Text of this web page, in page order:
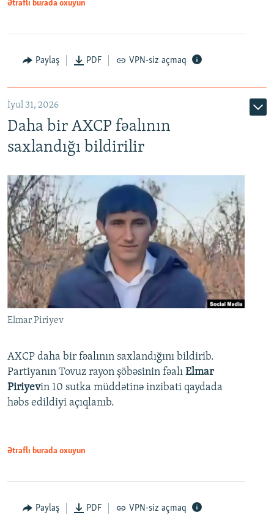
Ətraflı burada oxuyun
Paylaş PDF VPN-siz açmaq
İyul 31, 2026
Daha bir AXCP fəalının
saxlandığı bildirilir
Elmar Piriyev
AXCP daha bir fəalının saxlandığını bildirib.
Partiyanın Tovuz rayon şöbəsinin fəalı Elmar
Piriyevin 10 sutka müddətinə inzibati qaydada
həbs edildiyi açıqlanıb.
Ətraflı burada oxuyun
Paylaş PDF VPN-siz açmaq